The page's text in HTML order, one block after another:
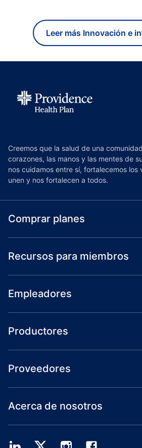
Leer más Innovación e
Creemos que la salud de una
corazones, las manos y las mentes de
nos cuidamos entre sí, fortalecemos los
unen y nos fortalecen a todos.
Comprar planes
Recursos para miembros
Empleadores
Productores
Proveedores
Acerca de nosotros